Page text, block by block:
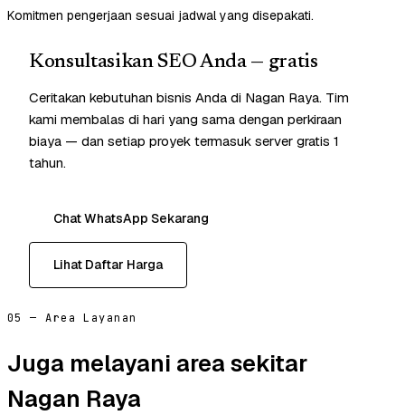
Komitmen pengerjaan sesuai jadwal yang disepakati.
Konsultasikan SEO Anda — gratis
Ceritakan kebutuhan bisnis Anda di Nagan Raya. Tim
kami membalas di hari yang sama dengan perkiraan
biaya — dan setiap proyek termasuk server gratis 1
tahun.
Chat WhatsApp Sekarang
Lihat Daftar Harga
05 — Area Layanan
Juga melayani area sekitar
Nagan Raya